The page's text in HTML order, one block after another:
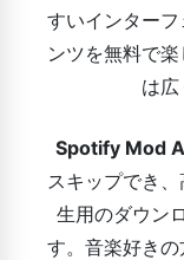
すいインター
ンツを無料で
は広
Spotify Mod
スキップでき
生用のダウン
す。音楽好き